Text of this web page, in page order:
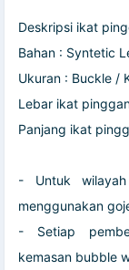
Deskripsi ikat
Bahan : Syntetic
Ukuran : Buckle /
Lebar ikat
Panjang ikat
- Untuk
menggunakan
- Setiap
kemasan bubble